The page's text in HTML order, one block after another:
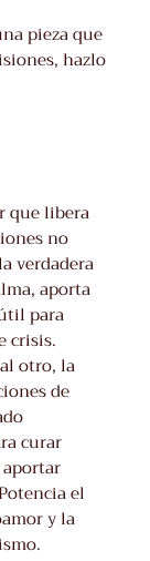
pieza que
hazlo
que libera
no
verdadera
aporta
para
crisis.
otro, la
de
curar
el
y la